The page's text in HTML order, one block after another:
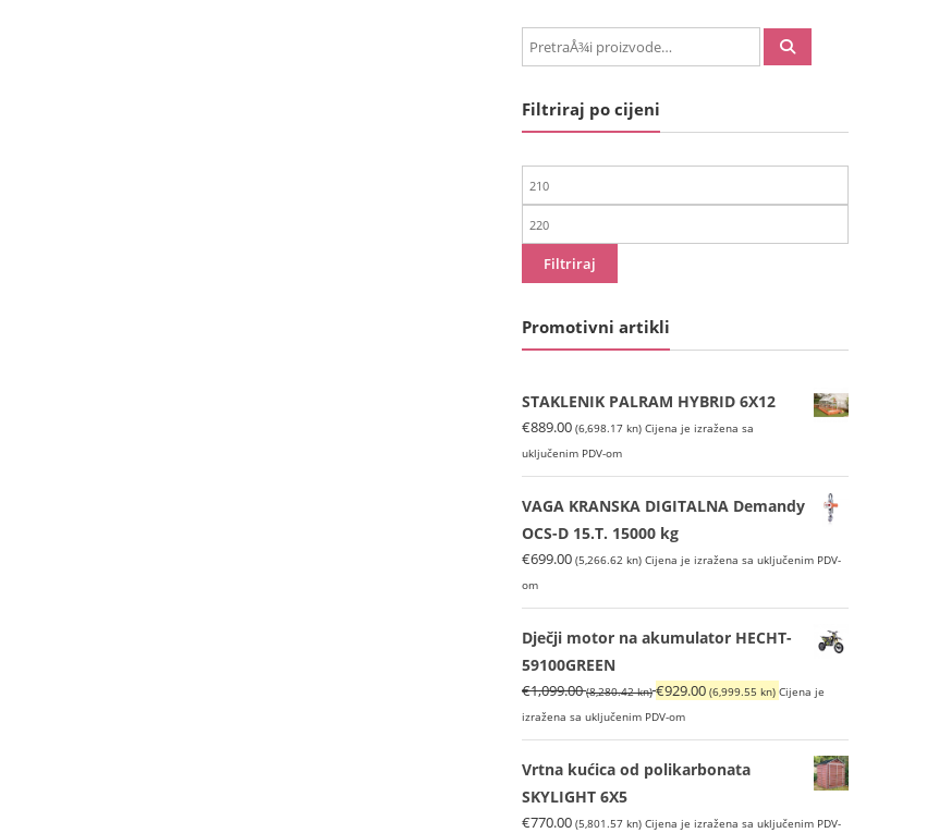
PretraÅ¾i:
Filtriraj po cijeni
Min
cijena
Maks
cijena
Filtriraj
Promotivni artikli
STAKLENIK PALRAM HYBRID 6X12
€889.00 (6,698.17 kn) Cijena je izražena sa
uključenim PDV-om
VAGA KRANSKA DIGITALNA Demandy
OCS-D 15.T. 15000 kg
€699.00 (5,266.62 kn) Cijena je izražena sa uključenim PDV-
om
Dječji motor na akumulator HECHT-
59100GREEN
€1,099.00 (8,280.42 kn)Izvorna
cijena
bila
je:
€929.00 (6,999.55 kn) Trenutna
je:
€929.00
(6,999.55
Cijena je
izražena sa uključenim PDV-om
Vrtna kućica od polikarbonata
SKYLIGHT 6X5
€770.00 (5,801.57 kn) Cijena je izražena sa uključenim PDV-